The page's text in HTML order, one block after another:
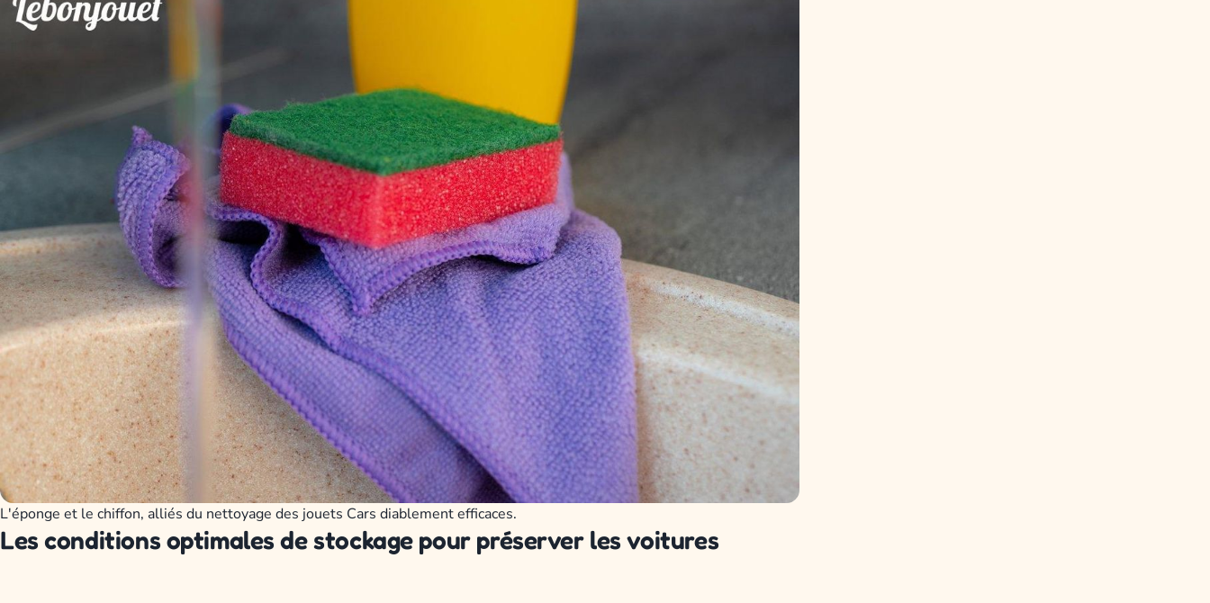
L'éponge et le chiffon, alliés du nettoyage des jouets Cars diablement efficaces.
Les conditions optimales de stockage pour préserver les voitures